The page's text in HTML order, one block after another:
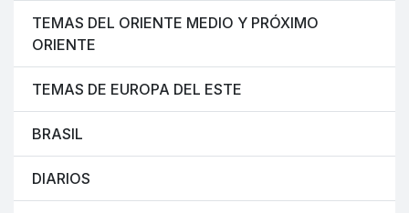
TEMAS DEL ORIENTE MEDIO Y PRÓXIMO
ORIENTE
TEMAS DE EUROPA DEL ESTE
BRASIL
DIARIOS